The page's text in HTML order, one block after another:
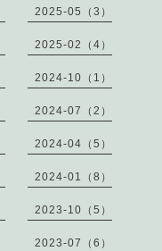
2025-05（3）
2025-02（4）
2024-10（1）
2024-07（2）
2024-04（5）
2024-01（8）
2023-10（5）
2023-07（6）